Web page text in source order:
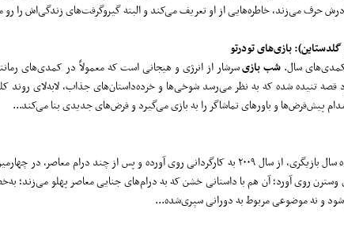
حرف می‌زند، خاطره‌هایی از او تعریف می‌کند و البته گیروگرفت‌های زندگی‌اش را رو
بازی‌های تودرتو
سال. شب بازیسرشار از انرژی و هیجانی است که معمولاً در کمدی‌های
قصه تنیده شده که به نظر می‌رسد شوخی‌ها و خرده‌داستان‌های جذاب، لابه‌لای
پیش‌فرض‌ها و باورهای تماشاگر را به بازی می‌گیرد و فرض‌های جدیدی بنا می‌کند...
روی آورده و پس از چند درام معاصر، در چهارمین ساخته‌اش
وسترن روی آورد؛ آن هم با داستانی خشن که به درام‌های جنایی معاصر پهلو
و نه موضوعی مربوط به دورانی سپری‌شده...